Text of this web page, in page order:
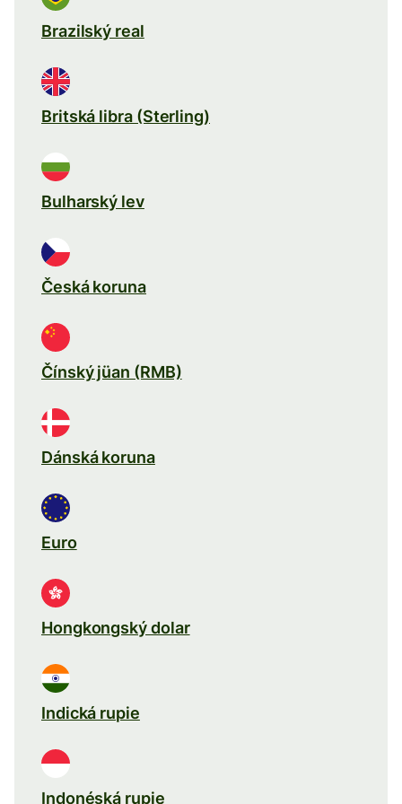
Brazilský real
Britská libra (Sterling)
Bulharský lev
Česká koruna
Čínský jüan (RMB)
Dánská koruna
Euro
Hongkongský dolar
Indická rupie
Indonéská rupie